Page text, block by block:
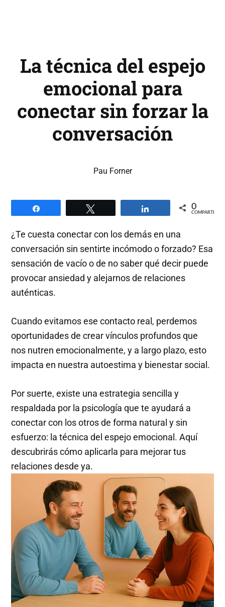
La técnica del espejo
emocional para
conectar sin forzar la
conversación
Pau Forner
Compartir 0
COMPARTIR
¿Te cuesta conectar con los demás en una
conversación sin sentirte incómodo o forzado? Esa
sensación de vacío o de no saber qué decir puede
provocar ansiedad y alejarnos de relaciones
auténticas.
Cuando evitamos ese contacto real, perdemos
oportunidades de crear vínculos profundos que
nos nutren emocionalmente, y a largo plazo, esto
impacta en nuestra autoestima y bienestar social.
Por suerte, existe una estrategia sencilla y
respaldada por la psicología que te ayudará a
conectar con los otros de forma natural y sin
esfuerzo: la técnica del espejo emocional. Aquí
descubrirás cómo aplicarla para mejorar tus
relaciones desde ya.